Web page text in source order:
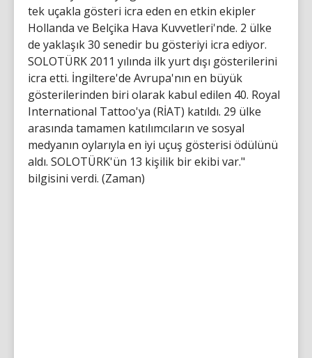
tek uçakla gösteri icra eden en etkin ekipler
Hollanda ve Belçika Hava Kuvvetleri'nde. 2 ülke
de yaklaşık 30 senedir bu gösteriyi icra ediyor.
SOLOTÜRK 2011 yılında ilk yurt dışı gösterilerini
icra etti. İngiltere'de Avrupa'nın en büyük
gösterilerinden biri olarak kabul edilen 40. Royal
International Tattoo'ya (RİAT) katıldı. 29 ülke
arasında tamamen katılımcıların ve sosyal
medyanın oylarıyla en iyi uçuş gösterisi ödülünü
aldı. SOLOTÜRK'ün 13 kişilik bir ekibi var."
bilgisini verdi. (Zaman)